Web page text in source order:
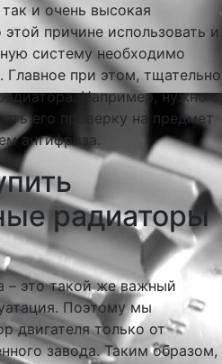
и очень высокая
причине использовать и
систему необходимо
Главное при этом, тщательно
Например, нужно
его проверку на предмет
антифриза.
радиаторы
– это такой же важный
Поэтому мы
двигателя только от
завода. Таким образом,